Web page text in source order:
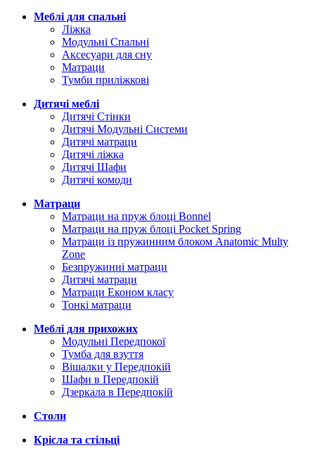
Меблі для спальні
Ліжка
Модульні Спальні
Аксесуари для сну
Матраци
Тумби приліжкові
Дитячі меблі
Дитячі Стінки
Дитячі Модульні Системи
Дитячі матраци
Дитячі ліжка
Дитячі Шафи
Дитячі комоди
Матраци
Матраци на пруж блоці Bonnel
Матраци на пруж блоці Pocket Spring
Матраци із пружинним блоком Anatomic Multy
Zone
Безпружинні матраци
Дитячі матраци
Матраци Економ класу
Тонкі матраци
Меблі для прихожих
Модульні Передпокої
Тумба для взуття
Вішалки у Передпокій
Шафи в Передпокій
Дзеркала в Передпокій
Столи
Крісла та стільці